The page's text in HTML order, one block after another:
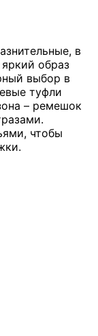
в
образ
выбор в
туфли
– ремешок
чтобы